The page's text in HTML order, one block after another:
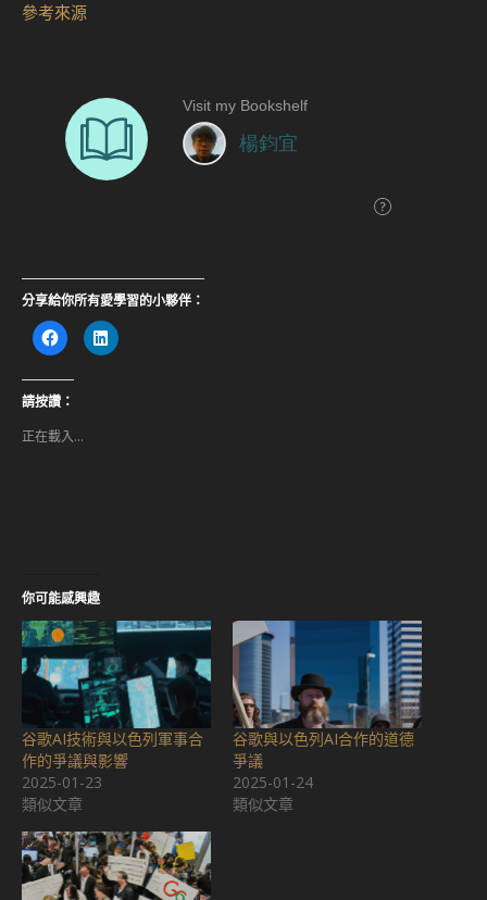
參考來源
分享給你所有愛學習的小夥伴：
按
一
分
享
至
新
分
享
請按讚：
正在載入...
你可能感興趣
谷歌AI技術與以色列軍事合
作的爭議與影響
2025-01-23
類似文章
谷歌與以色列AI合作的道德
爭議
2025-01-24
類似文章